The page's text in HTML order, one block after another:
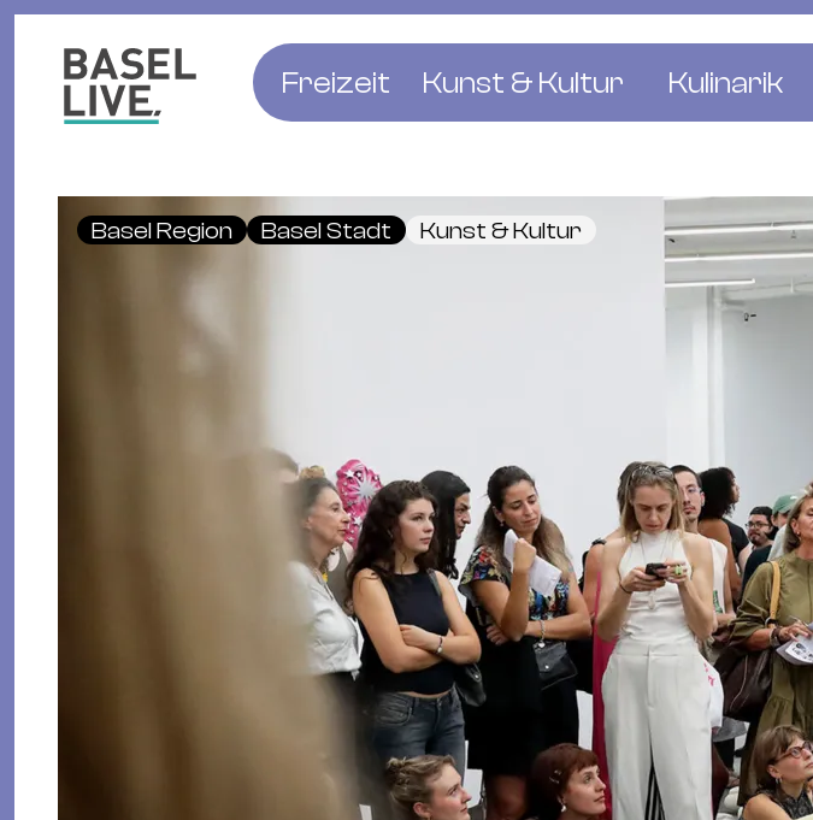
Freizeit
Club & Party
Kunst & Kultur
Theater
Galerien & Ausstellungen
Kulinarik
Bars &
Cafés &
Basel Region Basel Stadt Kunst & Kultur